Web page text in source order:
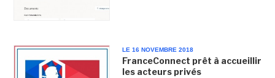
LE 16 NOVEMBRE 2018
FranceConnect prêt à accueillir
les acteurs privés